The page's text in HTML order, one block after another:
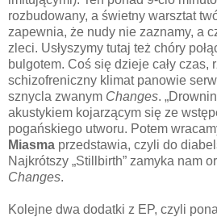
rozbudowany, a świetny warsztat
zapewnia, że nudy nie zaznamy, a
zleci. Usłyszymy tutaj też chóry
bulgotem. Coś się dzieje cały czas,
schizofreniczny klimat panowie
sznycla zwanym Changes.
akustykiem kojarzącym się ze
pogańskiego utworu. Potem
Miasma przedstawia, czyli do
Najkrótszy „Stillbirth” zamyka nam
Changes.
Kolejne dwa dodatki z EP, czyli